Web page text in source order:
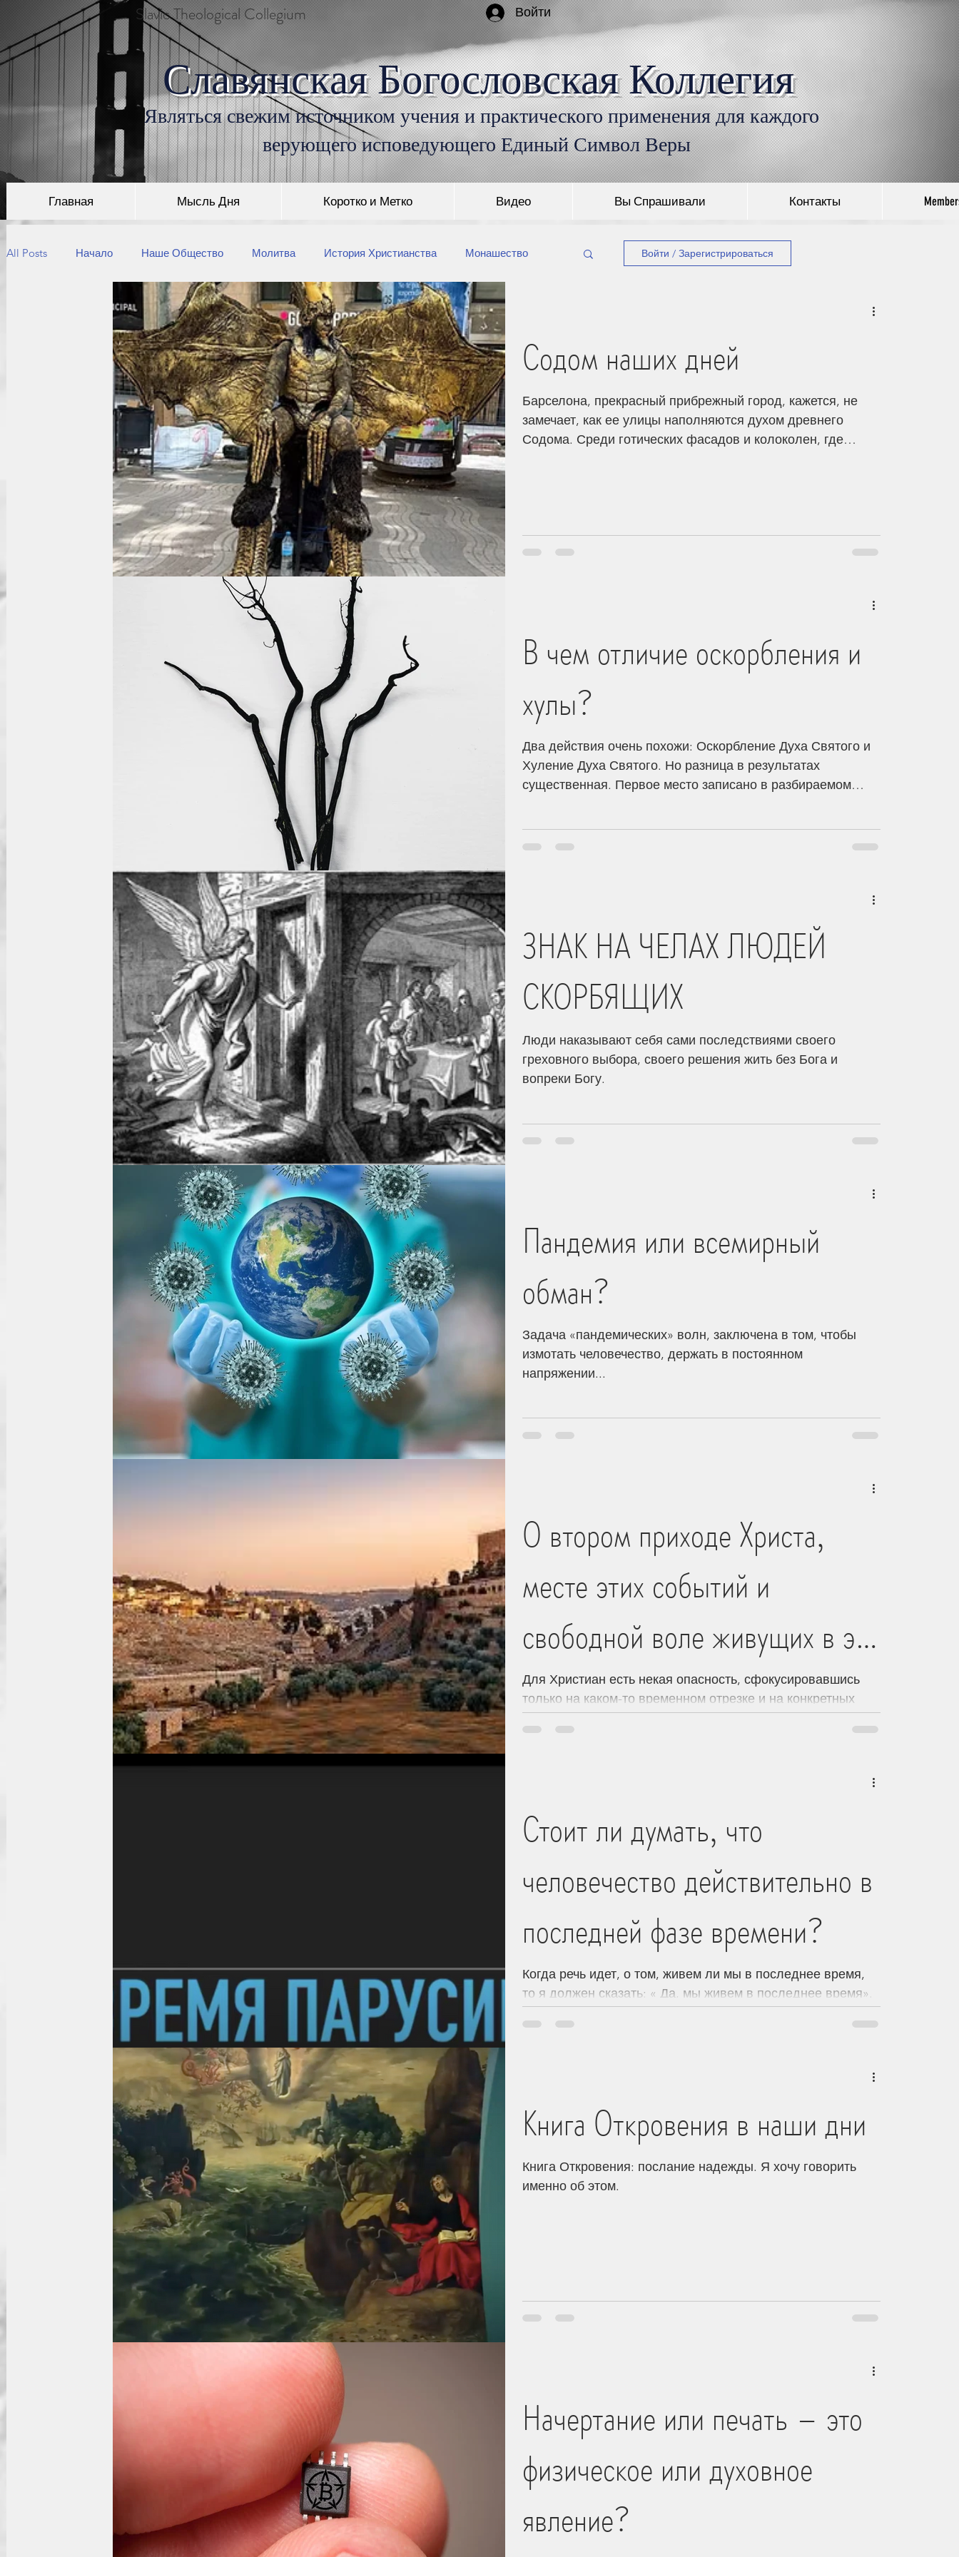
Войти
Slavic Theological Collegium Войти
Славянская Богословская Коллегия
Являться свежим источником учения и практического применения для каждого
верующего исповедующего Единый Символ Веры
Главная Мысль Дня Коротко и Метко Видео Вы Спрашивали Контакты
All Posts Начало Наше Общество Молитва История Христианства Монашество
Пришествие Христа Библейские Места Троица Захоронение умерших История
Практика Жизни Мужество Деньги Церковь и мир Творение Богословие
Человек на других страницах Жизнь Церкви Стойкость Дети
Печать Антихриста Откровение Этика Контекст Гонения
Пророчества
Войти / Зарегистрироваться
Содом наших дней
Барселона, прекрасный прибрежный город, кажется, не
замечает, как ее улицы наполняются духом древнего
Содома. Среди готических фасадов и колоколен, где
свою свободу, как будто завтра не наступит. Лень — не
просто слабость, а стиль жизни. Работать — скучно,
В чем отличие оскорбления и
хулы?
Два действия очень похожи: Оскорбление Духа Святого и
Хуление Духа Святого. Но разница в результатах
существенная. Первое место записано в разбираемом
Еф. 4:30/ А второе, слова Христа, предупреждение: "
ЗНАК НА ЧЕЛАХ ЛЮДЕЙ
СКОРБЯЩИХ
Люди наказывают себя сами последствиями своего
греховного выбора, своего решения жить без Бога и
вопреки Богу.
Пандемия или всемирный
обман?
Задача «пандемических» волн, заключена в том, чтобы
измотать человечество, держать в постоянном
напряжении...
О втором приходе Христа,
месте этих событий и
свободной воле живущих в эти
дни.
Для Христиан есть некая опасность, сфокусировавшись
только на каком-то временном отрезке и на конкретных
каких-то событиях...
Стоит ли думать, что
человечество действительно в
последней фазе времени?
Когда речь идет, о том, живем ли мы в последнее время,
то я должен сказать: « Да, мы живем в последнее время».
Книга Откровения в наши дни
Книга Откровения: послание надежды. Я хочу говорить
именно об этом.
Начертание или печать – это
физическое или духовное
явление?